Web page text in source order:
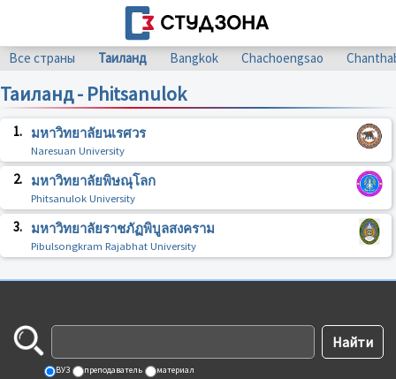
Все страны Таиланд Bangkok Chachoengsao
Таиланд - Phitsanulok
1. มหาวิทยาลัยนเรศวร
Naresuan University
2. มหาวิทยาลัยพิษณุโลก
Phitsanulok University
3. มหาวิทยาลัยราชภัฏพิบูลสงคราม
Pibulsongkram Rajabhat University
ВУЗ преподаватель материал